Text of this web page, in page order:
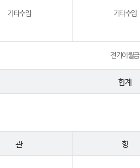
기타수입 기타수입
전기이월금
합계
관 항